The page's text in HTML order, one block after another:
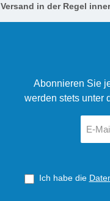
Versand in der Regel
Abonnieren Sie
werden stets unter
Mail-
Ich habe die